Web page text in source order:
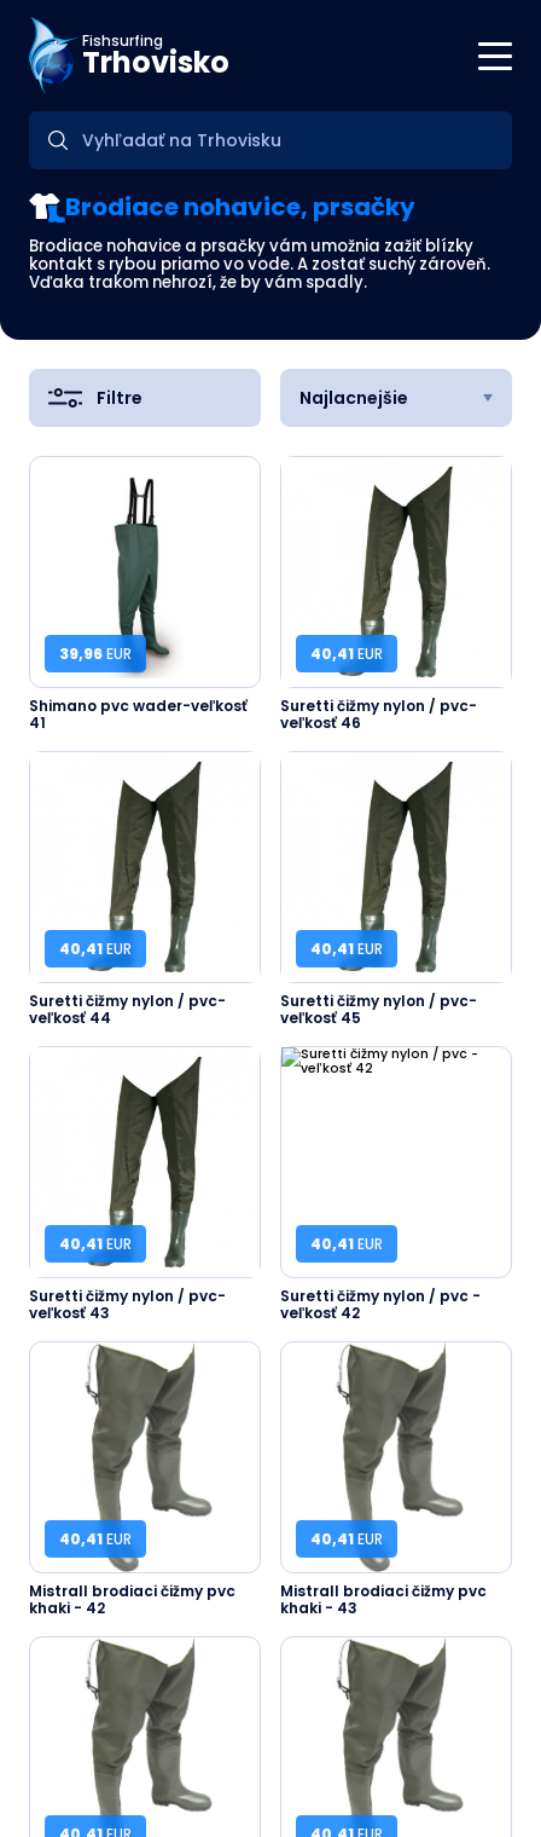
Fishsurfing
Trhovisko
Brodiace nohavice, prsačky
Brodiace nohavice a prsačky vám umožnia zažiť blízky
kontakt s rybou priamo vo vode. A zostať suchý zároveň.
Vďaka trakom nehrozí, že by vám spadly.
Filtre Najlacnejšie
39,96EUR
Shimano pvc wader-veľkosť
41
40,41EUR
Suretti čižmy nylon / pvc-
veľkosť 46
40,41EUR
Suretti čižmy nylon / pvc-
veľkosť 44
40,41EUR
Suretti čižmy nylon / pvc-
veľkosť 45
40,41EUR
Suretti čižmy nylon / pvc-
veľkosť 43
40,41EUR
Suretti čižmy nylon / pvc -
veľkosť 42
40,41EUR
Mistrall brodiaci čižmy pvc
khaki - 42
40,41EUR
Mistrall brodiaci čižmy pvc
khaki - 43